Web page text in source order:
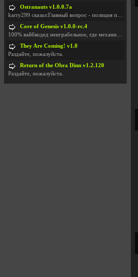
Ostranauts v1.0.0.7a
karry299 сказал:Главный вопрос - полиция по-прежне
Core of Genesis v1.0.0-rc.4
100% вайбкодед неиграбельное, где механики знает т
They Are Coming! v1.0
Раздайте, пожалуйста.
Return of the Obra Dinn v1.2.120
Раздайте, пожалуйста.